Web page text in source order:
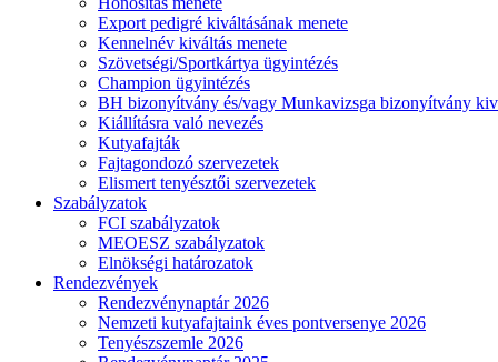
Export pedigré kiváltásának menete
Kennelnév kiváltás menete
Szövetségi/Sportkártya ügyintézés
Champion ügyintézés
BH bizonyítvány és/vagy Munkavizsga bizonyítvány
Kiállításra való nevezés
Kutyafajták
Fajtagondozó szervezetek
Elismert tenyésztői szervezetek
Szabályzatok
FCI szabályzatok
MEOESZ szabályzatok
Elnökségi határozatok
Rendezvények
Rendezvénynaptár 2026
Nemzeti kutyafajtaink éves pontversenye 2026
Tenyészszemle 2026